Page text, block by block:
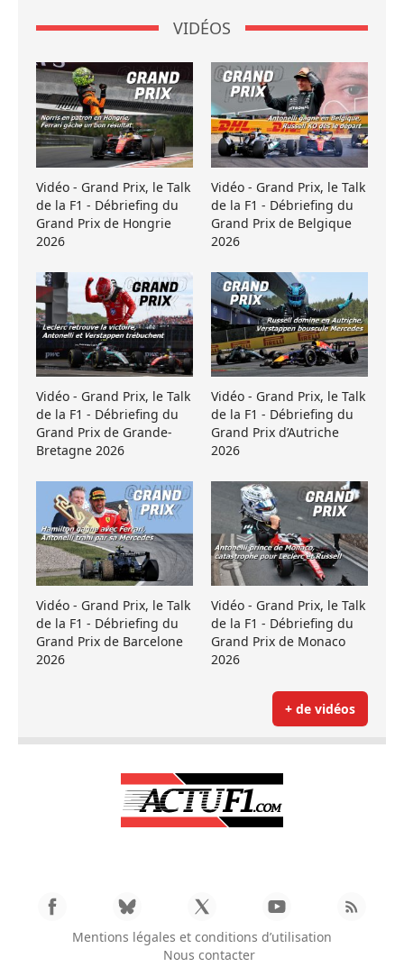
VIDÉOS
Vidéo - Grand Prix, le Talk
de la F1 - Débriefing du
Grand Prix de Hongrie
2026
Vidéo - Grand Prix, le Talk
de la F1 - Débriefing du
Grand Prix de Belgique
2026
Vidéo - Grand Prix, le Talk
de la F1 - Débriefing du
Grand Prix de Grande-
Bretagne 2026
Vidéo - Grand Prix, le Talk
de la F1 - Débriefing du
Grand Prix d’Autriche
2026
Vidéo - Grand Prix, le Talk
de la F1 - Débriefing du
Grand Prix de Barcelone
2026
Vidéo - Grand Prix, le Talk
de la F1 - Débriefing du
Grand Prix de Monaco
2026
+ de vidéos
Mentions légales et conditions d’utilisation
Nous contacter